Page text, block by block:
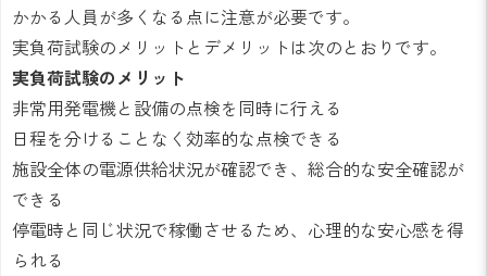
かかる人員が多くなる点に注意が必要です。
実負荷試験のメリットとデメリットは次のとおりです。
実負荷試験のメリット
非常用発電機と設備の点検を同時に行える
日程を分けることなく効率的な点検できる
施設全体の電源供給状況が確認でき、総合的な安全確認が
できる
停電時と同じ状況で稼働させるため、心理的な安心感を得
られる